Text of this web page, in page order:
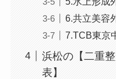
6.共立美容
7.TCB東京
浜松の【二重
表】